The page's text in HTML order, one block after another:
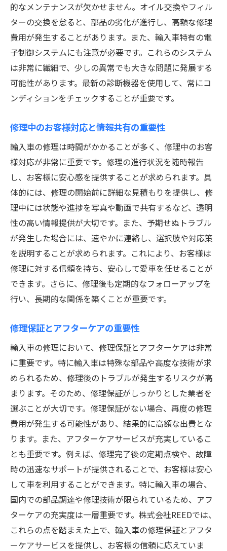
的なメンテナンスが欠かせません。オイル交換やフィル
ターの交換を怠ると、部品の劣化が進行し、高額な修理
費用が発生することがあります。また、輸入車特有の電
子制御システムにも注意が必要です。これらのシステム
は非常に繊細で、少しの異常でも大きな問題に発展する
可能性があります。最新の診断機器を使用して、常にコ
ンディションをチェックすることが重要です。
修理中のお客様対応と情報共有の重要性
輸入車の修理は時間がかかることが多く、修理中のお客
様対応が非常に重要です。修理の進行状況を随時報告
し、お客様に安心感を提供することが求められます。具
体的には、修理の開始前に詳細な見積もりを提供し、修
理中には状態や進捗を写真や動画で共有するなど、透明
性の高い情報提供が大切です。また、予期せぬトラブル
が発生した場合には、速やかに連絡し、選択肢や対応策
を説明することが求められます。これにより、お客様は
修理に対する信頼を持ち、安心して愛車を任せることが
できます。さらに、修理後も定期的なフォローアップを
行い、長期的な関係を築くことが重要です。
修理保証とアフターケアの重要性
輸入車の修理において、修理保証とアフターケアは非常
に重要です。特に輸入車は特殊な部品や高度な技術が求
められるため、修理後のトラブルが発生するリスクが高
まります。そのため、修理保証がしっかりとした業者を
選ぶことが大切です。修理保証がない場合、再度の修理
費用が発生する可能性があり、結果的に高額な出費とな
ります。また、アフターケアサービスが充実しているこ
とも重要です。例えば、修理完了後の定期点検や、故障
時の迅速なサポートが提供されることで、お客様は安心
して車を利用することができます。特に輸入車の場合、
国内での部品調達や修理技術が限られているため、アフ
ターケアの充実度は一層重要です。株式会社REEDでは、
これらの点を踏まえた上で、輸入車の修理保証とアフタ
ーケアサービスを提供し、お客様の信頼に応えていま